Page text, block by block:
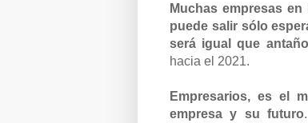
Muchas empresas
puede salir sólo
será igual que antaño
hacia el 2021.
Empresarios, es el
empresa y su futuro.